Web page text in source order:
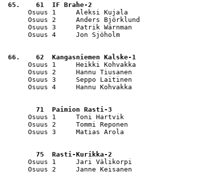
65.    61  IF Brahe-2
Osuus 1     Aleksi Kujala
Osuus 2     Anders Björklund
Osuus 3     Patrik Wärnman
Osuus 4     Jon Sjöholm
66.    62  Kangasniemen Kalske-1
Osuus 1     Heikki Kohvakka
Osuus 2     Hannu Tiusanen
Osuus 3     Seppo Laitinen
Osuus 4     Hannu Kohvakka
71  Paimion Rasti-3
Osuus 1     Toni Hartvik
Osuus 2     Tommi Reponen
Osuus 3     Matias Arola
75  Rasti-Kurikka-2
Osuus 1     Jari Välikorpi
Osuus 2     Janne Keisanen